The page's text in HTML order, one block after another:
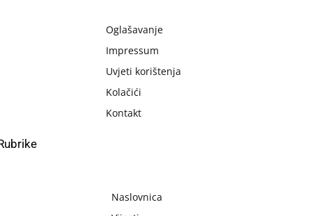
Oglašavanje
Impressum
Uvjeti korištenja
Kolačići
Kontakt
Naslovnica